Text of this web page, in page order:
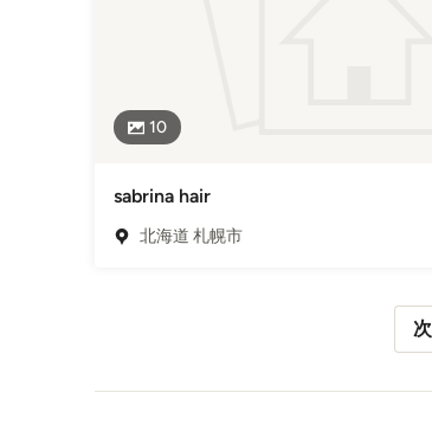
10
sabrina hair
北海道 札幌市